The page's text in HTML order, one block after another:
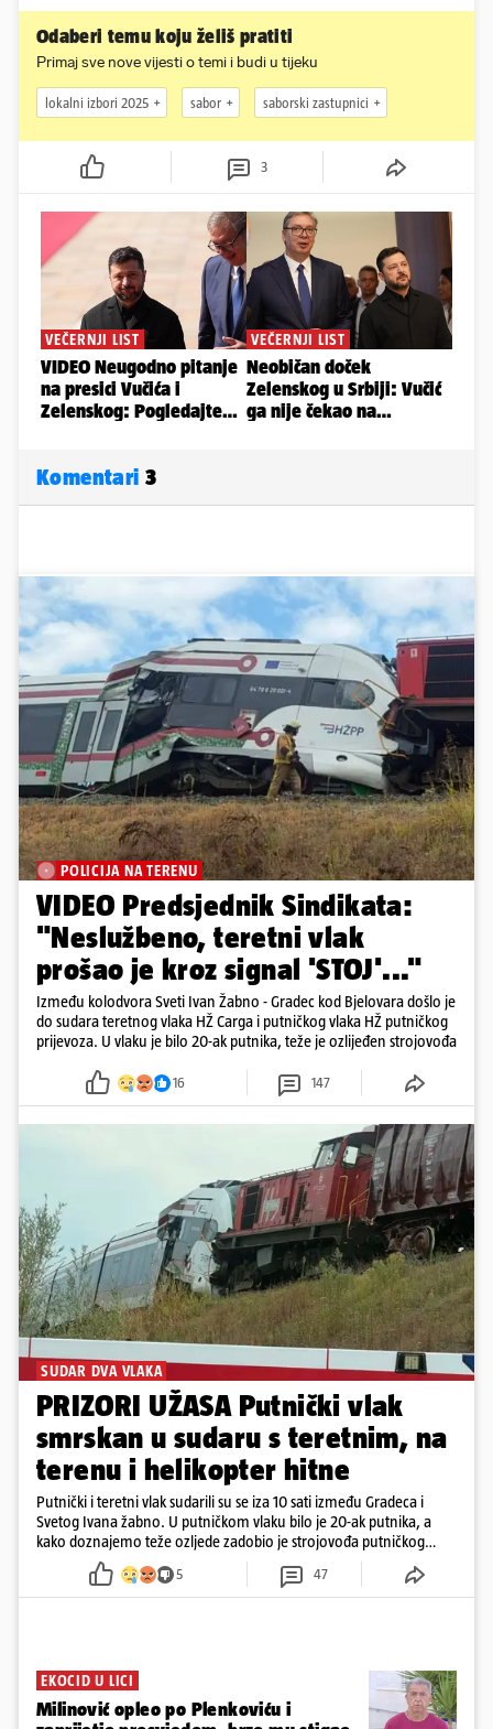
Odaberi temu koju želiš pratiti
Primaj sve nove vijesti o temi i budi u tijeku
lokalni izbori 2025 sabor saborski zastupnici
3
Komentari 3
POLICIJA NA TERENU
VIDEO Predsjednik Sindikata:
"Neslužbeno, teretni vlak
prošao je kroz signal 'STOJ'..."
Između kolodvora Sveti Ivan Žabno - Gradec kod Bjelovara došlo je
do sudara teretnog vlaka HŽ Carga i putničkog vlaka HŽ putničkog
prijevoza. U vlaku je bilo 20-ak putnika, teže je ozlijeđen strojovođa
16 147
SUDAR DVA VLAKA
PRIZORI UŽASA Putnički vlak
smrskan u sudaru s teretnim, na
terenu i helikopter hitne
Putnički i teretni vlak sudarili su se iza 10 sati između Gradeca i
Svetog Ivana žabno. U putničkom vlaku bilo je 20-ak putnika, a
kako doznajemo teže ozljede zadobio je strojovođa putničkog
vlaka. Zatvoren je promet, a fotoreporteri Prigorskog objavili su
prve snimke s mjesta sudara
5 47
EKOCID U LICI
Milinović opleo po Plenkoviću i